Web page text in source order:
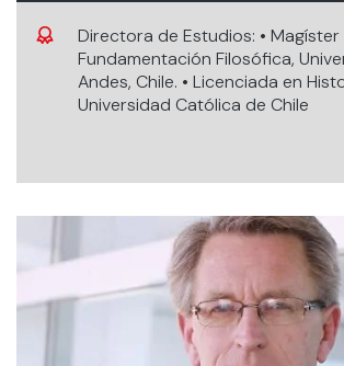
Directora de Estudios: • Magíster
Fundamentación Filosófica,
Andes, Chile. • Licenciada en Historia, Pontificia
Universidad Católica de Chile